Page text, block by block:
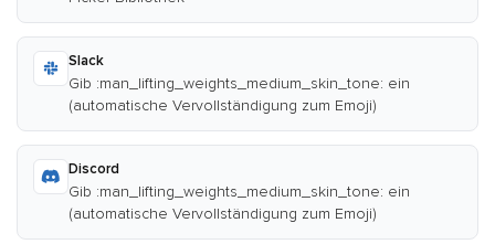
Slack
Gib :man_lifting_weights_medium_skin_tone: ein
(automatische Vervollständigung zum Emoji)
Discord
Gib :man_lifting_weights_medium_skin_tone: ein
(automatische Vervollständigung zum Emoji)